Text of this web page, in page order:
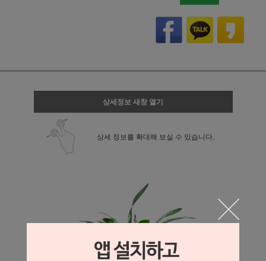
상세정보 새창 열기
상세 정보를 확대해 보실 수 있습니다.